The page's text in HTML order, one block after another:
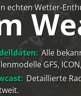
echten Wetter-
Alle
GFS,
Detaillierte